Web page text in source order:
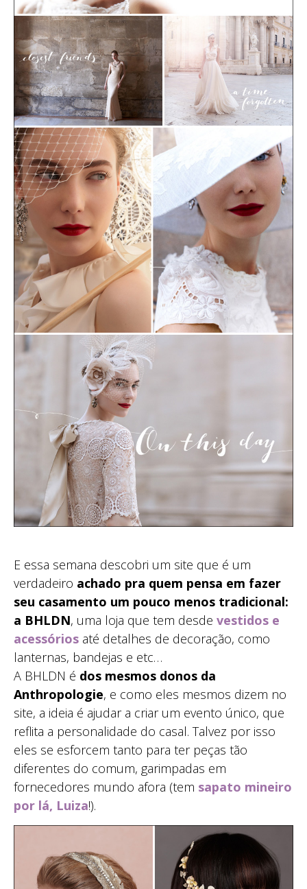
E essa semana descobri um site que é um
verdadeiro achado pra quem pensa em fazer
seu casamento um pouco menos tradicional:
a BHLDN, uma loja que tem desde vestidos e
acessórios até detalhes de decoração, como
lanternas, bandejas e etc…
A BHLDN é dos mesmos donos da
Anthropologie, e como eles mesmos dizem no
site, a ideia é ajudar a criar um evento único, que
reflita a personalidade do casal. Talvez por isso
eles se esforcem tanto para ter peças tão
diferentes do comum, garimpadas em
fornecedores mundo afora (tem sapato mineiro
por lá, Luiza!).